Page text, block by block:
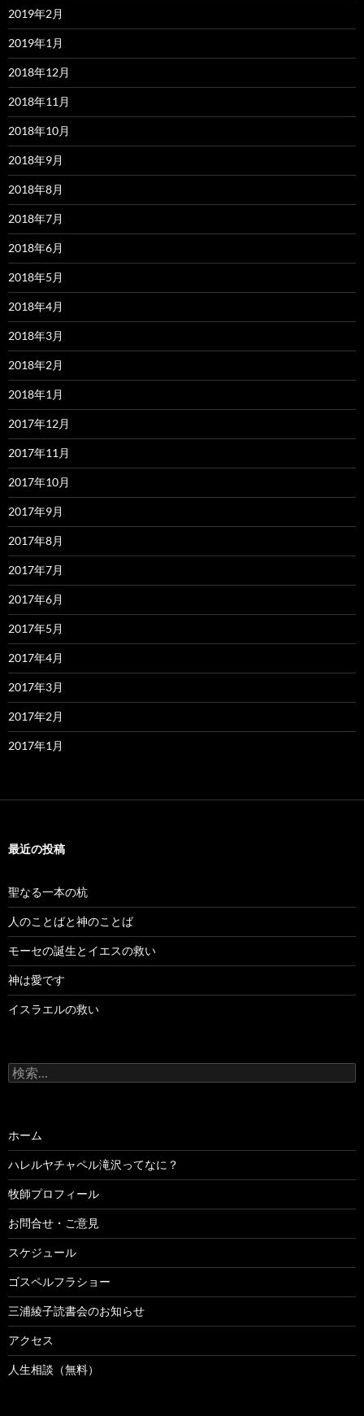
2019年2月
2019年1月
2018年12月
2018年11月
2018年10月
2018年9月
2018年8月
2018年7月
2018年6月
2018年5月
2018年4月
2018年3月
2018年2月
2018年1月
2017年12月
2017年11月
2017年10月
2017年9月
2017年8月
2017年7月
2017年6月
2017年5月
2017年4月
2017年3月
2017年2月
2017年1月
最近の投稿
聖なる一本の杭
人のことばと神のことば
モーセの誕生とイエスの救い
神は愛です
イスラエルの救い
検
索:
ホーム
ハレルヤチャペル滝沢ってなに？
牧師プロフィール
お問合せ・ご意見
スケジュール
ゴスペルフラショー
三浦綾子読書会のお知らせ
アクセス
人生相談（無料）